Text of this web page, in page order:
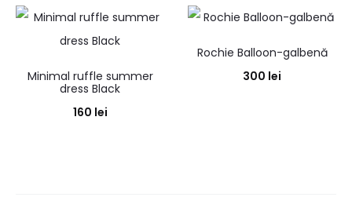
Minimal ruffle summer
dress Black
160 lei
Rochie Balloon-galbenă
300 lei